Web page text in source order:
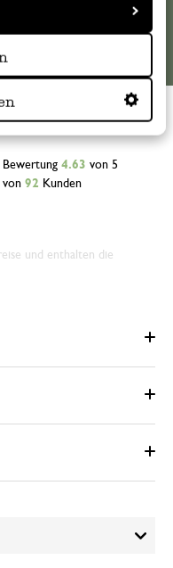
Bewertung 4.63 von 5
von 92 Kunden
und enthalten die